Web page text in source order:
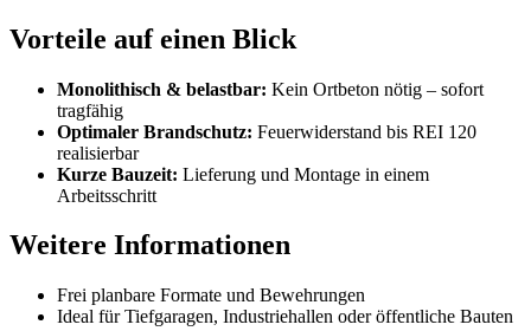
Vorteile auf einen Blick
Monolithisch & belastbar: Kein Ortbeton nötig – sofort
tragfähig
Optimaler Brandschutz: Feuerwiderstand bis REI 120
realisierbar
Kurze Bauzeit: Lieferung und Montage in einem
Arbeitsschritt
Weitere Informationen
Frei planbare Formate und Bewehrungen
Ideal für Tiefgaragen, Industriehallen oder öffentliche Bauten